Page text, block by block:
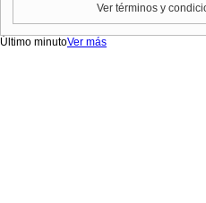
Ver términos y
Último minutoVer más